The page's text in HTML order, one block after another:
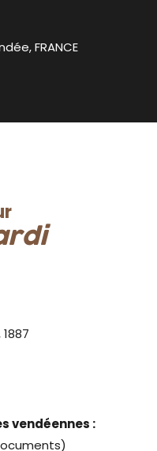
FRANCE
vendéennes :